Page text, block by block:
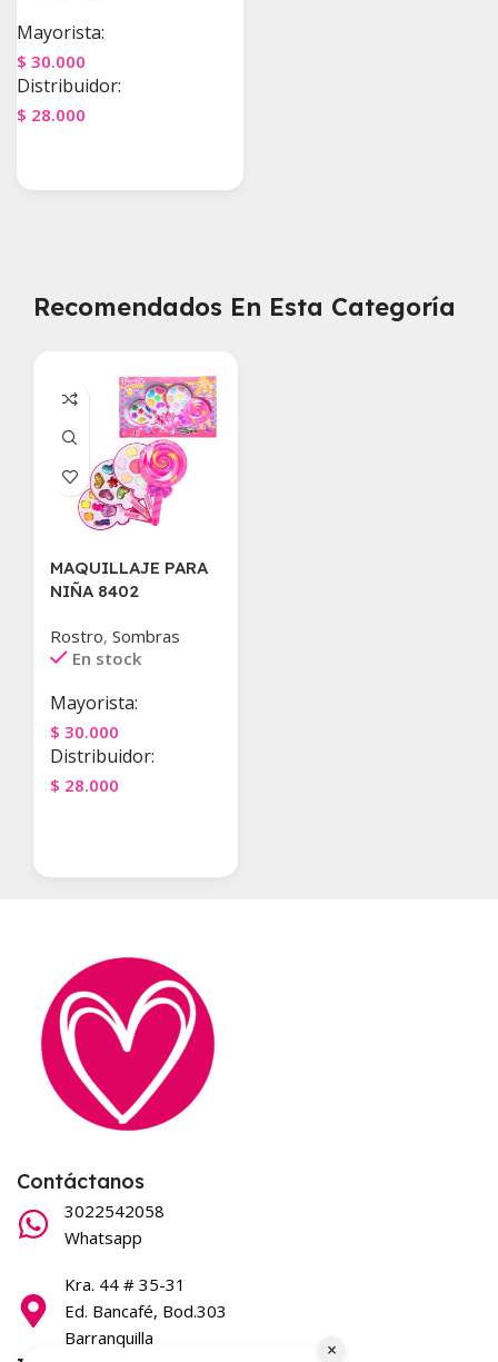
Mayorista:
$ 30.000
Distribuidor:
$ 28.000
Recomendados En Esta Categoría
MAQUILLAJE PARA
NIÑA 8402
Rostro, Sombras
En stock
Mayorista:
$ 30.000
Distribuidor:
$ 28.000
Contáctanos
3022542058
Whatsapp
Kra. 44 # 35-31
Ed. Bancafé, Bod.303
Barranquilla
×